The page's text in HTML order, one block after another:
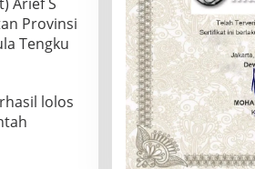
Provinsi
Tengku
lolos